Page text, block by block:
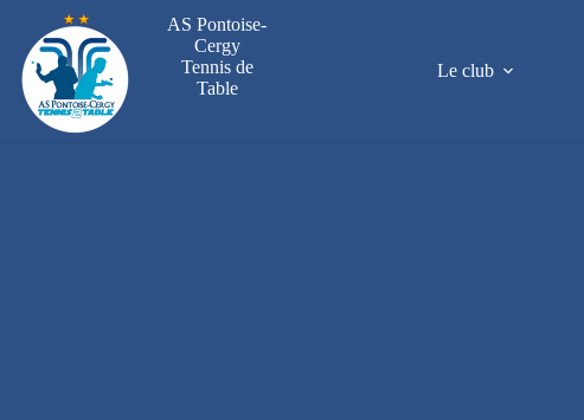
contenu
AS Pontoise-
Cergy
Tennis de
Table
Le club